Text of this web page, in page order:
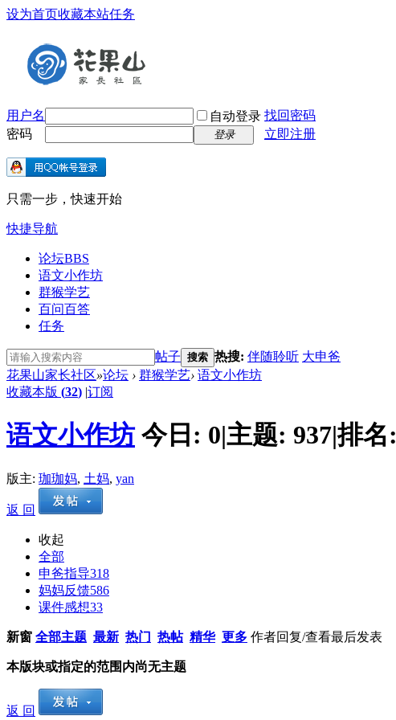
设为首页收藏本站任务
用户名 自动登录 找回密码
密码
登录 立即注册
只需一步，快速开始
快捷导航
论坛BBS
语文小作坊
群猴学艺
百问百答
任务
帖子 搜索 热搜: 伴随聆听 大申爸
花果山家长社区»论坛 › 群猴学艺› 语文小作坊
收藏本版 (32) |订阅
语文小作坊 今日: 0|主题: 937|排名:
版主: 珈珈妈, 土妈, yan
返 回
收起
全部
申爸指导318
妈妈反馈586
课件感想33
新窗 全部主题 最新 热门 热帖 精华 更多 作者回复/查看最后发表
本版块或指定的范围内尚无主题
返 回